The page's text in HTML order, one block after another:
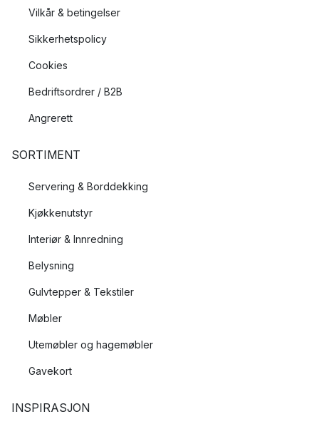
Vilkår & betingelser
Sikkerhetspolicy
Cookies
Bedriftsordrer / B2B
Angrerett
SORTIMENT
Servering & Borddekking
Kjøkkenutstyr
Interiør & Innredning
Belysning
Gulvtepper & Tekstiler
Møbler
Utemøbler og hagemøbler
Gavekort
INSPIRASJON